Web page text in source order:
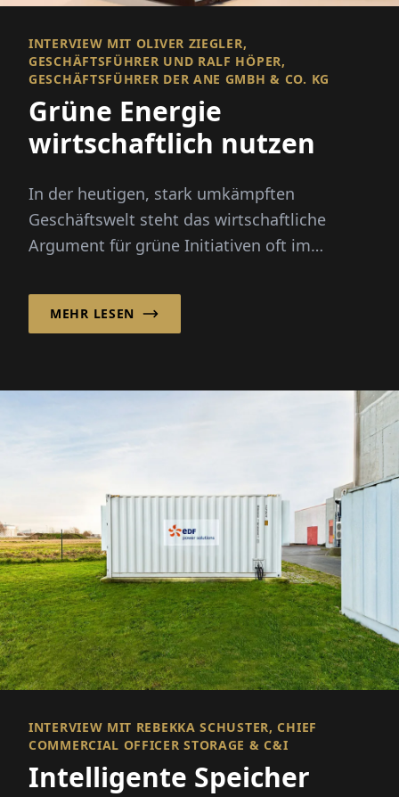
INTERVIEW MIT OLIVER ZIEGLER,
GESCHÄFTSFÜHRER UND RALF HÖPER,
GESCHÄFTSFÜHRER DER ANE GMBH & CO. KG
Grüne Energie
wirtschaftlich nutzen
In der heutigen, stark umkämpften
Geschäftswelt steht das wirtschaftliche
Argument für grüne Initiativen oft im
w...
MEHR LESEN
INTERVIEW MIT REBEKKA SCHUSTER, CHIEF
COMMERCIAL OFFICER STORAGE & C&I
Intelligente Speicher